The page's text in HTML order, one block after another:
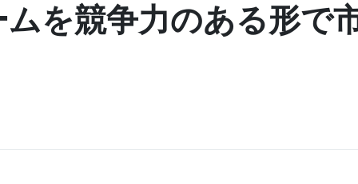
を競争力のある形で